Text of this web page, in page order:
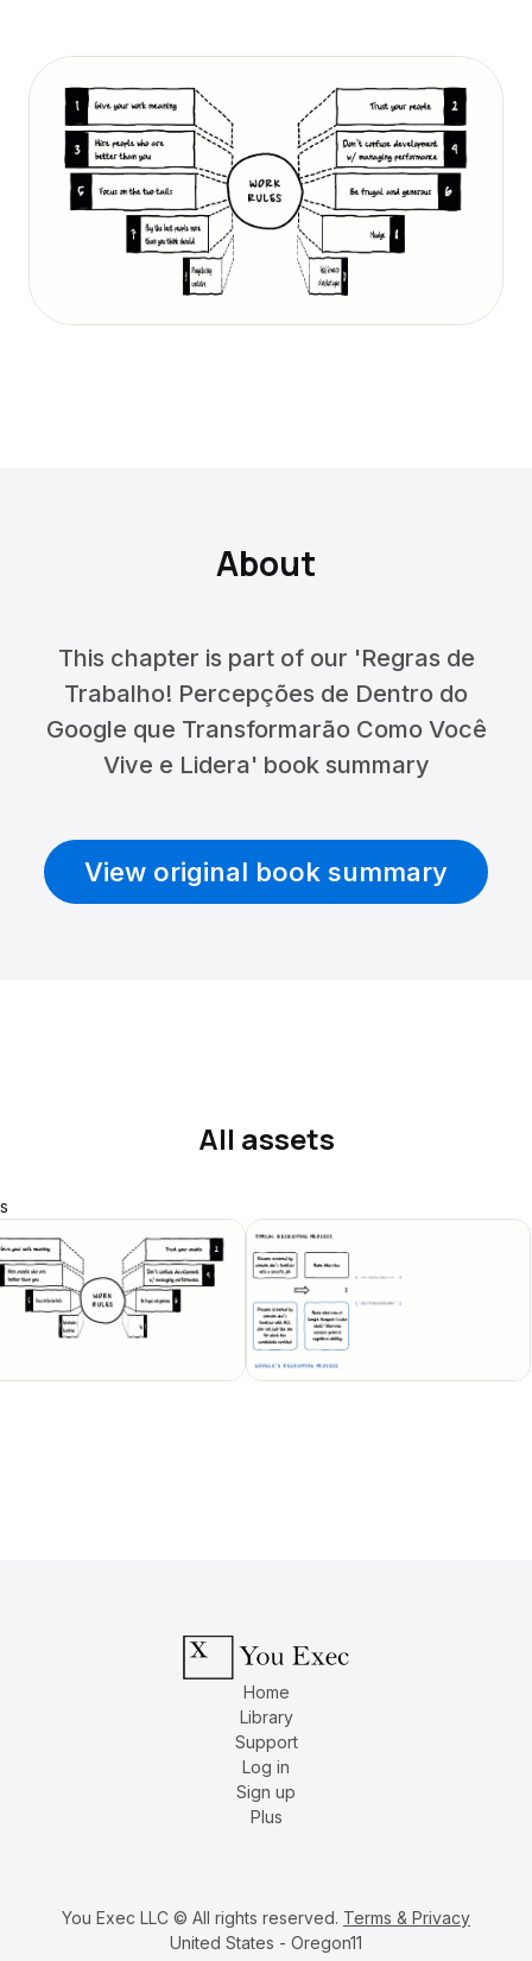
About
This chapter is part of our 'Regras de
Trabalho! Percepções de Dentro do
Google que Transformarão Como Você
Vive e Lidera' book summary
View original book summary
All assets
s
Home
Library
Support
Log in
Sign up
Plus
You Exec LLC © All rights reserved. Terms & Privacy
United States - Oregon11